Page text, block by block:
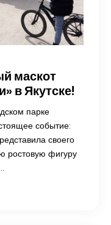
маскот
в Якутске!
парке
событие:
своего
ростовую фигуру